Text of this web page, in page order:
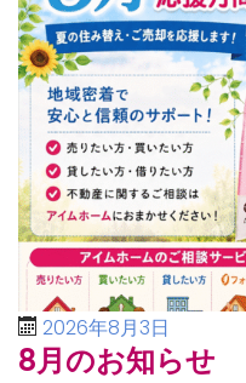
2026年8月3日
8月のお知らせ